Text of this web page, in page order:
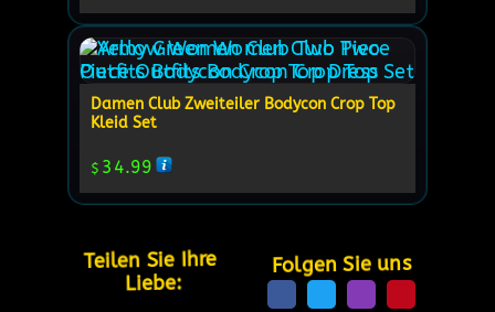
Damen Club Zweiteiler Bodycon Crop Top
Kleid Set
$ 34.99
Teilen Sie Ihre
Liebe:
Folgen Sie uns